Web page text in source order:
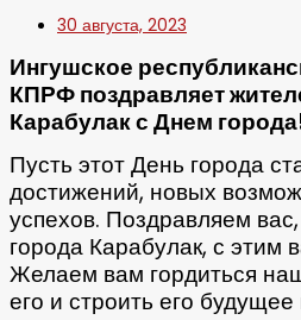
30 августа, 2023
Ингушское
КПРФ поздравляет
Карабулак с Днем
Пусть этот День города
достижений, новых
успехов. Поздравляем
города Карабулак, с этим
Желаем вам гордиться
его и строить его будущее